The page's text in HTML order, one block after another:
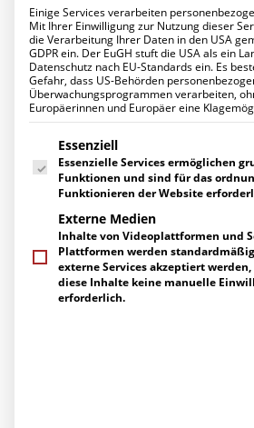
Datenschutz
Datenschutz für Ihr Unternehmen
Ihr Projekt mit uns
UNTERNEHMEN
Über uns
Management
Ihre Ansprechpartner
Engagement
Zertifizierungen
Herstellerpartner
Referenzen
KARRIERE
Stellenangebote
Ausbildung
AKTUELLES
News
Events
Pressemitteilungen
K&K Business-
IT-Security am
Schwerte
10. NOVEMBER 2023 | UNTERSECURITY,
Wie wichtig das Thema IT-Security
in unserem direkten regionalen
Hackerangriff mit einem
Oktober 2023 mussten die IT-
Einige Services verarbeiten
Mit Ihrer Einwilligung zur Nutzung dieser
die Verarbeitung Ihrer Daten in den USA
GDPR ein. Der EuGH stuft die USA als ein
Datenschutz nach EU-Standards ein. Es
Gefahr, dass US-Behörden
Überwachungsprogrammen verarbeiten,
Europäerinnen und Europäer eine
Es folgt eine Liste der Service-Gruppen,
Essenziell
Essenzielle Services ermöglichen
Funktionen und sind für das
Funktionieren der Website
Externe Medien
Inhalte von Videoplattformen und
Plattformen werden
externe Services akzeptiert
diese Inhalte keine manuelle
erforderlich.